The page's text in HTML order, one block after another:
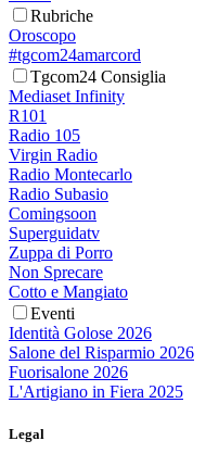
Rubriche
Oroscopo
#tgcom24amarcord
Tgcom24 Consiglia
Mediaset Infinity
R101
Radio 105
Virgin Radio
Radio Montecarlo
Radio Subasio
Comingsoon
Superguidatv
Zuppa di Porro
Non Sprecare
Cotto e Mangiato
Eventi
Identità Golose 2026
Salone del Risparmio 2026
Fuorisalone 2026
L'Artigiano in Fiera 2025
Legal